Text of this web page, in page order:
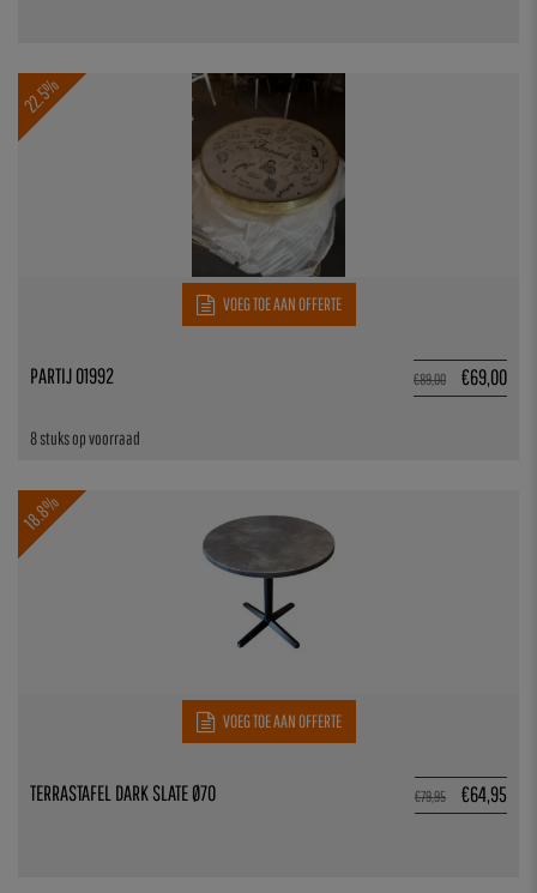
22.5%
VOEG TOE AAN OFFERTE
€89,00 €69,00
8 stuks op voorraad
PARTIJ 01992
18.8%
VOEG TOE AAN OFFERTE
€79,95 €64,95
TERRASTAFEL DARK SLATE Ø70